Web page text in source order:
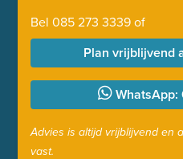
Bel 085 273 3339of
Plan vrijblijvend
WhatsApp:
Advies is altijd vrijblijvend en
vast.